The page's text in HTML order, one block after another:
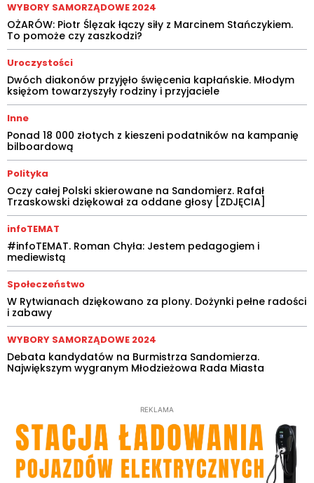
WYBORY SAMORZĄDOWE 2024
OŻARÓW: Piotr Ślęzak łączy siły z Marcinem Stańczykiem.
To pomoże czy zaszkodzi?
Uroczystości
Dwóch diakonów przyjęło święcenia kapłańskie. Młodym
księżom towarzyszyły rodziny i przyjaciele
Inne
Ponad 18 000 złotych z kieszeni podatników na kampanię
bilboardową
Polityka
Oczy całej Polski skierowane na Sandomierz. Rafał
Trzaskowski dziękował za oddane głosy [ZDJĘCIA]
infoTEMAT
#infoTEMAT. Roman Chyła: Jestem pedagogiem i
mediewistą
Społeczeństwo
W Rytwianach dziękowano za plony. Dożynki pełne radości
i zabawy
WYBORY SAMORZĄDOWE 2024
Debata kandydatów na Burmistrza Sandomierza.
Największym wygranym Młodzieżowa Rada Miasta
REKLAMA